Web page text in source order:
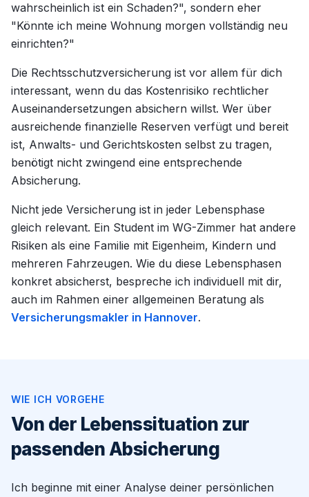
wahrscheinlich ist ein Schaden?", sondern eher
"Könnte ich meine Wohnung morgen vollständig neu
einrichten?"
Die Rechtsschutzversicherung ist vor allem für dich
interessant, wenn du das Kostenrisiko rechtlicher
Auseinandersetzungen absichern willst. Wer über
ausreichende finanzielle Reserven verfügt und bereit
ist, Anwalts- und Gerichtskosten selbst zu tragen,
benötigt nicht zwingend eine entsprechende
Absicherung.
Nicht jede Versicherung ist in jeder Lebensphase
gleich relevant. Ein Student im WG-Zimmer hat andere
Risiken als eine Familie mit Eigenheim, Kindern und
mehreren Fahrzeugen. Wie du diese Lebensphasen
konkret absicherst, bespreche ich individuell mit dir,
auch im Rahmen einer allgemeinen Beratung als
Versicherungsmakler in Hannover.
WIE ICH VORGEHE
Von der Lebenssituation zur
passenden Absicherung
Ich beginne mit einer Analyse deiner persönlichen